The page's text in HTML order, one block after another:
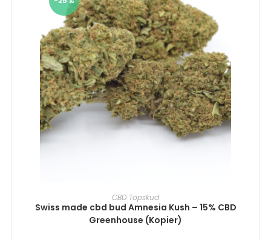
LÆS MERE
CBD Topskud
Swiss made cbd bud Amnesia Kush – 15% CBD
Greenhouse (Kopier)